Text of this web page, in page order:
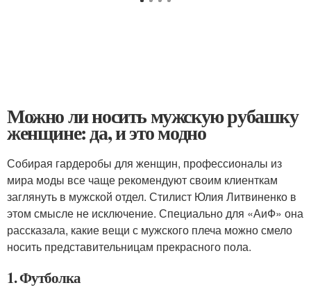
Можно ли носить мужскую рубашку
женщине: да, и это модно
Собирая гардеробы для женщин, профессионалы из
мира моды все чаще рекомендуют своим клиенткам
заглянуть в мужской отдел. Стилист Юлия Литвиненко в
этом смысле не исключение. Специально для «АиФ» она
рассказала, какие вещи с мужского плеча можно смело
носить представительницам прекрасного пола.
1. Футболка